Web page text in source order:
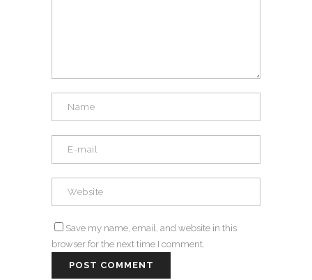
Save my name, email, and website in this
browser for the next time I comment.